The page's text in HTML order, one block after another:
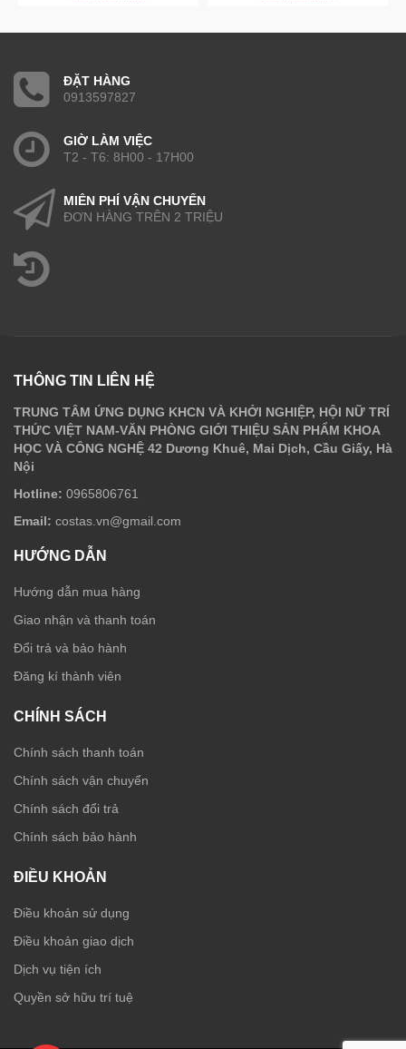
ĐẶT HÀNG
0913597827
GIỜ LÀM VIỆC
T2 - T6: 8H00 - 17H00
MIỄN PHÍ VẬN CHUYỂN
ĐƠN HÀNG TRÊN 2 TRIỆU
THÔNG TIN LIÊN HỆ
TRUNG TÂM ỨNG DỤNG KHCN VÀ KHỞI NGHIỆP, HỘI NỮ TRÍ
THỨC VIỆT NAM-VĂN PHÒNG GIỚI THIỆU SẢN PHẨM KHOA
HỌC VÀ CÔNG NGHỆ 42 Dương Khuê, Mai Dịch, Cầu Giấy, Hà
Nội
Hotline: 0965806761
Email: costas.vn@gmail.com
HƯỚNG DẪN
Hướng dẫn mua hàng
Giao nhận và thanh toán
Đổi trả và bảo hành
Đăng kí thành viên
CHÍNH SÁCH
Chính sách thanh toán
Chính sách vận chuyển
Chính sách đổi trả
Chính sách bảo hành
ĐIỀU KHOẢN
Điều khoản sử dụng
Điều khoản giao dịch
Dịch vụ tiện ích
Quyền sở hữu trí tuệ